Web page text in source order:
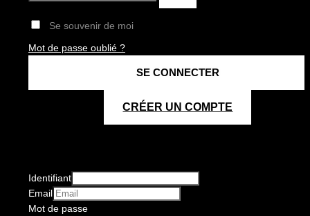
Se souvenir de moi
Mot de passe oublié ?
CRÉER UN COMPTE
Identifiant
Email
Mot de passe